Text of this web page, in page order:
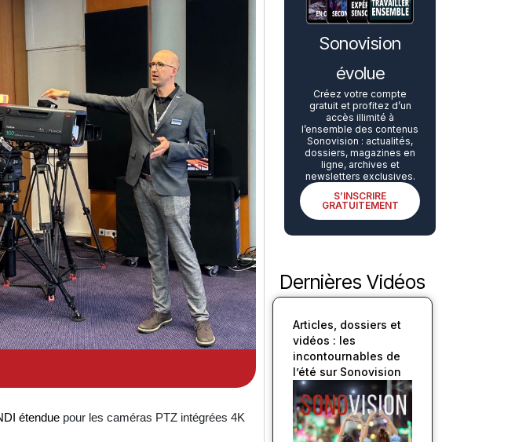
étendue pour les caméras PTZ intégrées 4K
Sonovision
évolue
Créez votre compte
gratuit et profitez d’un
accès illimité à
l’ensemble des contenus
Sonovision : actualités,
dossiers, magazines en
ligne, archives et
newsletters exclusives.
S’INSCRIRE
GRATUITEMENT
Dernières Vidéos
Articles, dossiers et
vidéos : les
incontournables de
l’été sur Sonovision